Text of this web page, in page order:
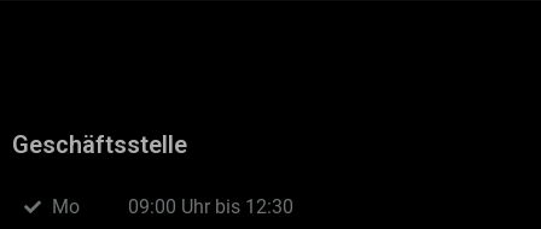
Geschäftsstelle
Mo
09:00 Uhr bis 12:30